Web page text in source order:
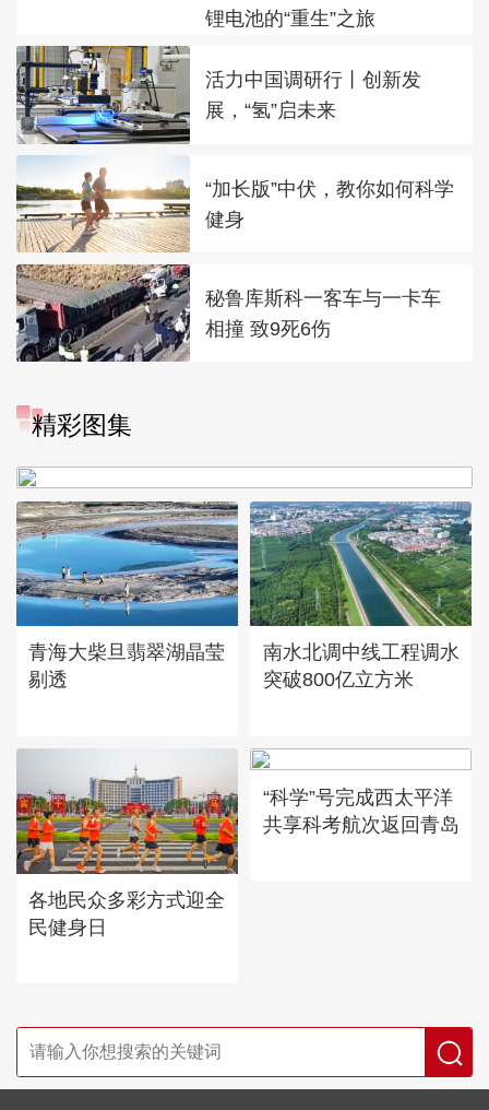
锂电池的“重生”之旅
活力中国调研行丨创新发
展，“氢”启未来
“加长版”中伏，教你如何科学
健身
秘鲁库斯科一客车与一卡车
相撞 致9死6伤
精彩图集
“大地指纹”奏响夏夜文旅乐
青海大柴旦翡翠湖晶莹
剔透
南水北调中线工程调水
突破800亿立方米
各地民众多彩方式迎全
民健身日
“科学”号完成西太平洋
共享科考航次返回青岛